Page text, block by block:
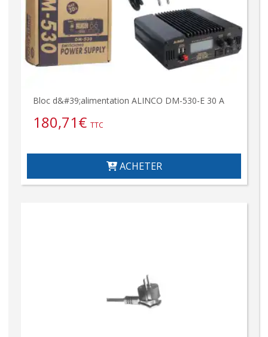
Bloc d&#39;alimentation ALINCO DM-530-E 30 A
180,71€ TTC
ACHETER